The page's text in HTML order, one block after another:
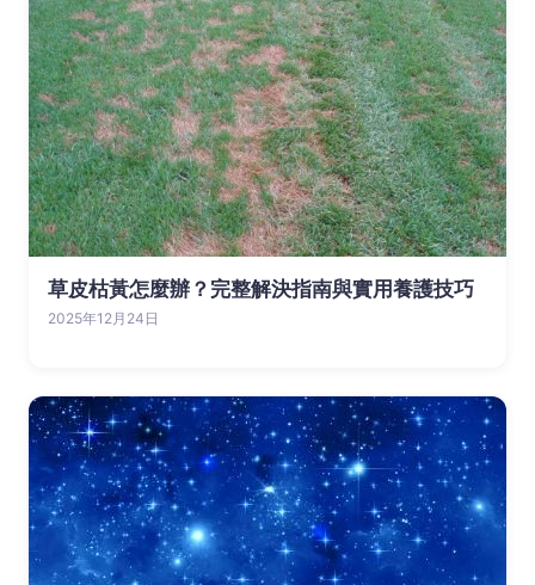
草皮枯黃怎麼辦？完整解決指南與實用養護技巧
2025年12月24日